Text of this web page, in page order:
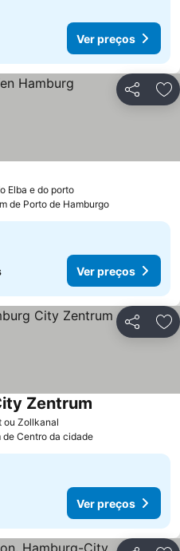
Ver preços
Partilhar
Elba e do portoVer preços
de Porto de Hamburgo
Ver preços
Partilhar
ou Zollkanal
Zentrum
de Centro da cidade
Ver preços